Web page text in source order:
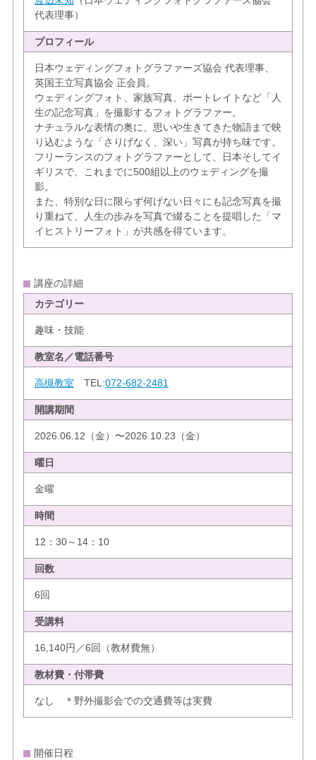
代表理事）
プロフィール
日本ウェディングフォトグラファーズ協会 代表理事、
英国王立写真協会 正会員。
ウェディングフォト、家族写真、ポートレイトなど「人
生の記念写真」を撮影するフォトグラファー。
ナチュラルな表情の奥に、思いや生きてきた物語まで映
り込むような「さりげなく、深い」写真が持ち味です。
フリーランスのフォトグラファーとして、日本そしてイ
ギリスで、これまでに500組以上のウェディングを撮
影。
また、特別な日に限らず何げない日々にも記念写真を撮
り重ねて、人生の歩みを写真で綴ることを提唱した「マ
イヒストリーフォト」が共感を得ています。
講座の詳細
カテゴリー
趣味・技能
教室名／電話番号
高槻教室 TEL:072-682-2481
開講期間
2026.06.12（金）〜2026.10.23（金）
曜日
金曜
時間
12：30～14：10
回数
6回
受講料
16,140円／6回（教材費無）
教材費・付帯費
なし ＊野外撮影会での交通費等は実費
開催日程